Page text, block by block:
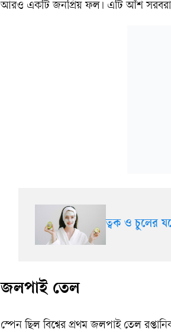
আরও একটি জনপ্রিয় ফল। এটি আঁশ সরবরাহ
ত্বক ও চুলের
জলপাই তেল
স্পেন ছিল বিশ্বের প্রথম জলপাই তেল